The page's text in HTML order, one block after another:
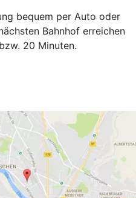
bequem per Auto oder
Bahnhof erreichen
20 Minuten.